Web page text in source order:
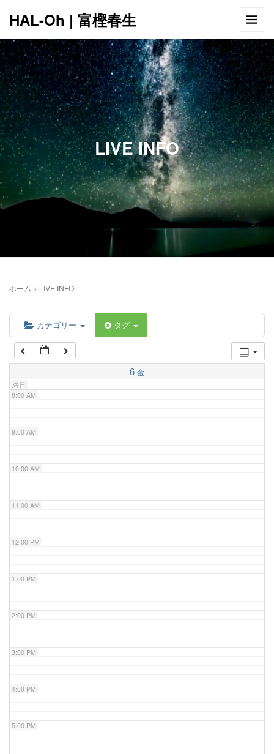
HAL-Oh | 富樫春生
LIVE INFO
ホーム > LIVE INFO
カテゴリー タグ
6 金
終日
12:00 AM
1:00 AM
2:00 AM
5:00 AM
6:00 AM
7:00 AM
8:00 AM
9:00 AM
10:00 AM
11:00 AM
12:00 PM
1:00 PM
2:00 PM
3:00 PM
4:00 PM
5:00 PM